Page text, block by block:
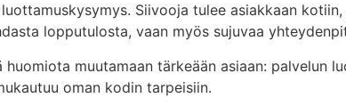
Siivooja tulee asiakkaan
lopputulosta, vaan myös sujuvaa
muutamaan tärkeään asiaan:
oman kodin tarpeisiin.